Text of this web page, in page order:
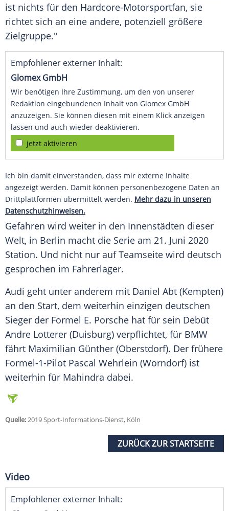
ist nichts für den Hardcore-Motorsportfan, sie
richtet sich an eine andere, potenziell größere
Zielgruppe."
Empfohlener externer Inhalt:
Glomex GmbH
Wir benötigen Ihre Zustimmung, um den von unserer
Redaktion eingebundenen Inhalt von Glomex GmbH
anzuzeigen. Sie können diesen mit einem Klick anzeigen
lassen und auch wieder deaktivieren.
jetzt aktivieren
Ich bin damit einverstanden, dass mir externe Inhalte
angezeigt werden. Damit können personenbezogene Daten an
Drittplattformen übermittelt werden. Mehr dazu in unseren
Datenschutzhinweisen.
Gefahren wird weiter in den Innenstädten dieser
Welt, in Berlin macht die Serie am 21. Juni 2020
Station. Und nicht nur auf Teamseite wird deutsch
gesprochen im Fahrerlager.
Audi geht unter anderem mit Daniel Abt (Kempten)
an den Start, dem weiterhin einzigen deutschen
Sieger der Formel E. Porsche hat für sein Debüt
Andre Lotterer (Duisburg) verpflichtet, für BMW
fährt Maximilian Günther (Oberstdorf). Der frühere
Formel-1-Pilot Pascal Wehrlein (Worndorf) ist
weiterhin für Mahindra dabei.
Quelle:2019 Sport-Informations-Dienst, Köln
ZURÜCK ZUR STARTSEITE
Video
Empfohlener externer Inhalt: